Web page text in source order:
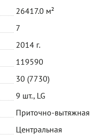
26417.0 м²
7
2014 г.
119590
30 (7730)
9 шт., LG
Приточно-вытяжная
Центральная